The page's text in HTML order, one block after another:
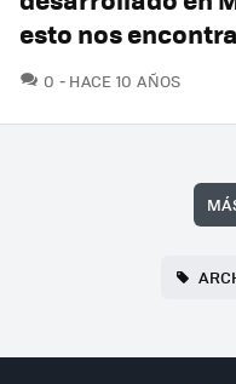
esto nos
0 COMENTARIOS
HACE 10 AÑOS